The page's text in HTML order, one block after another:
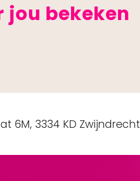
jou bekeken
6M, 3334 KD Zwijndrecht